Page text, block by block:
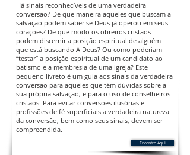
Há sinais reconhecíveis de uma verdadeira
conversão? De que maneira aqueles que buscam a
salvação podem saber se Deus já operou em seus
corações? De que modo os obreiros cristãos
podem discernir a posição espiritual de alguém
que está buscando A Deus? Ou como poderiam
“testar” a posição espiritual de um candidato ao
batismo e a membresia de uma igreja? Este
pequeno livreto é um guia aos sinais da verdadeira
conversão para aqueles que têm dúvidas sobre a
sua própria salvação, e para o uso de conselheiros
cristãos. Para evitar conversões ilusórias e
profissões de fé superficiais a verdadeira natureza
da conversão, bem como seus sinais, devem ser
compreendida.
Encontre Aqui